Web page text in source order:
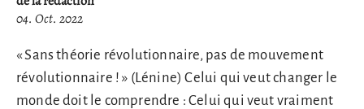
04. Oct. 2022
« Sans théorie révolutionnaire, pas de mouvement
révolutionnaire ! » (Lénine) Celui qui veut changer le
monde doit le comprendre : Celui qui veut vraiment